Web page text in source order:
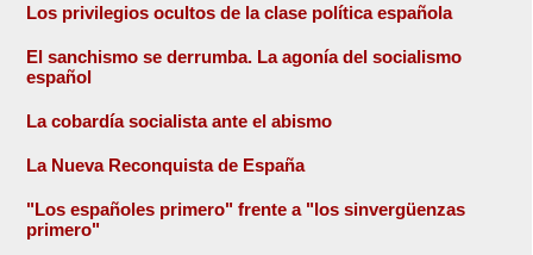
Los privilegios ocultos de la clase política española
El sanchismo se derrumba. La agonía del socialismo
español
La cobardía socialista ante el abismo
La Nueva Reconquista de España
"Los españoles primero" frente a "los sinvergüenzas
primero"